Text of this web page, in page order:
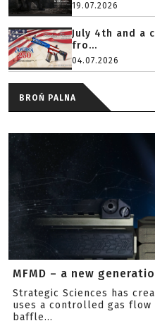
19.07.2026
July 4th and a
fro...
04.07.2026
BROŃ PALNA
MFMD – a new
Strategic Sciences has
uses a controlled gas
baffle...